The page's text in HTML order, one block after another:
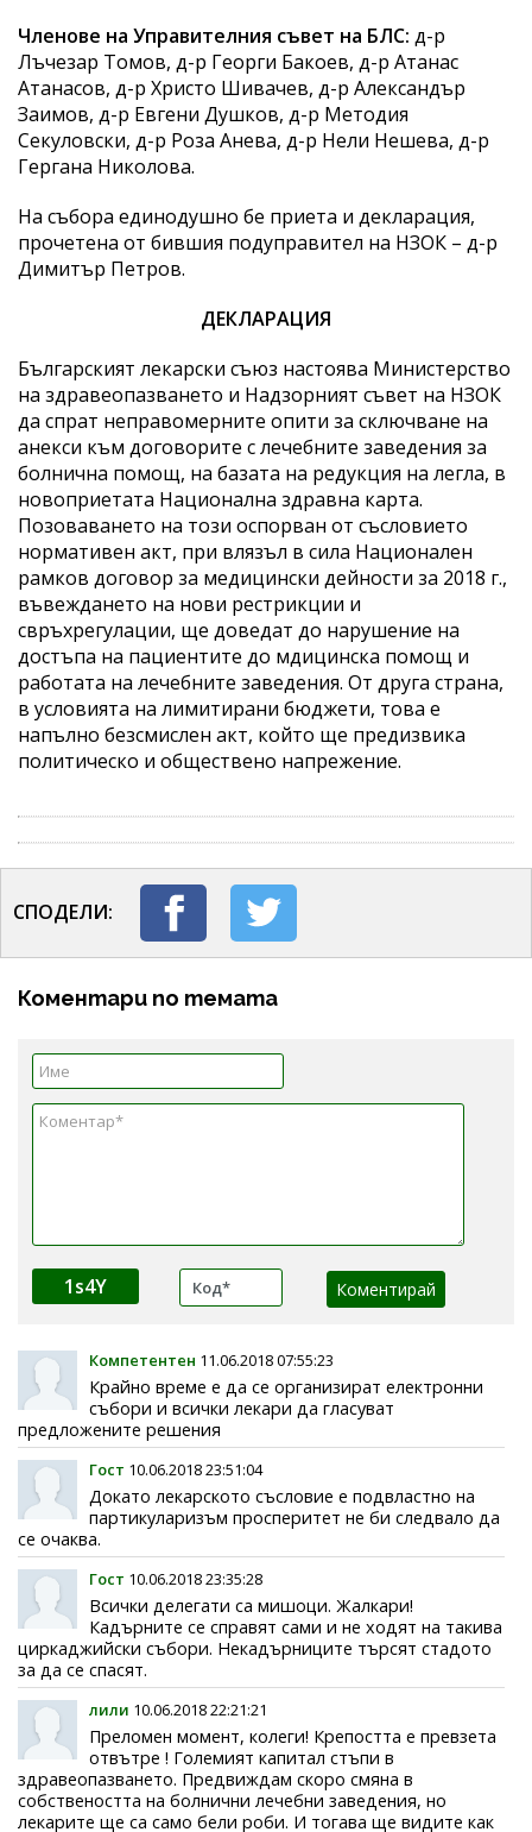
Членове на Управителния съвет на БЛС: д-р
Лъчезар Томов, д-р Георги Бакоев, д-р Атанас
Атанасов, д-р Христо Шивачев, д-р Александър
Заимов, д-р Евгени Душков, д-р Методия
Секуловски, д-р Роза Анева, д-р Нели Нешева, д-р
Гергана Николова.
На събора единодушно бе приета и декларация,
прочетена от бившия подуправител на НЗОК – д-р
Димитър Петров.
ДЕКЛАРАЦИЯ
Българският лекарски съюз настоява Министерство
на здравеопазването и Надзорният съвет на НЗОК
да спрат неправомерните опити за сключване на
анекси към договорите с лечебните заведения за
болнична помощ, на базата на редукция на легла, в
новоприетата Национална здравна карта.
Позоваването на този оспорван от съсловието
нормативен акт, при влязъл в сила Национален
рамков договор за медицински дейности за 2018 г.,
въвеждането на нови рестрикции и
свръхрегулации, ще доведат до нарушение на
достъпа на пациентите до мдицинска помощ и
работата на лечебните заведения. От друга страна,
в условията на лимитирани бюджети, това е
напълно безсмислен акт, който ще предизвика
политическо и обществено напрежение.
СПОДЕЛИ:
Коментари по темата
1s4Y
Компетентен 11.06.2018 07:55:23
Крайно време е да се организират електронни
събори и всички лекари да гласуват
предложените решения
Гост 10.06.2018 23:51:04
Докато лекарското съсловие е подвластно на
партикуларизъм просперитет не би следвало да
се очаква.
Гост 10.06.2018 23:35:28
Всички делегати са мишоци. Жалкари!
Кадърните се справят сами и не ходят на такива
циркаджийски събори. Некадърниците търсят стадото
за да се спасят.
лили 10.06.2018 22:21:21
Преломен момент, колеги! Крепостта е превзета
отвътре ! Големият капитал стъпи в
здравеопазването. Предвиждам скоро смяна в
собствеността на болнични лечебни заведения, но
лекарите ще са само бели роби. И тогава ще видите как